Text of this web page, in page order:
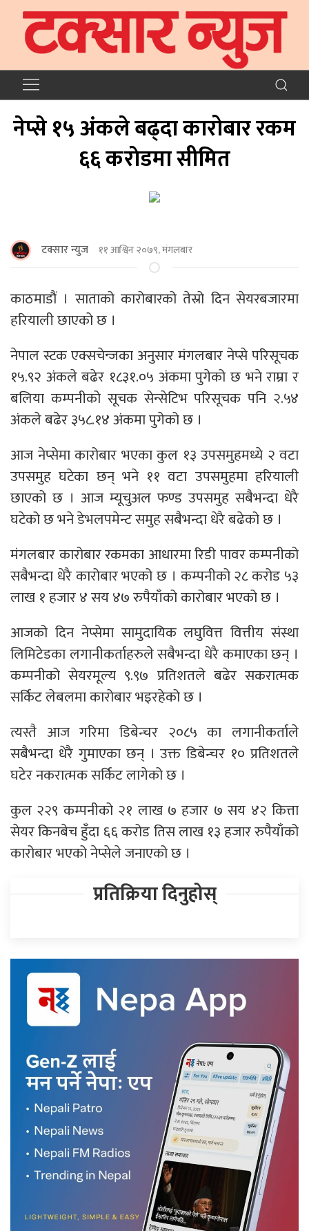
नेप्से १५ अंकले बढ्दा कारोबार रकम
६६ कराेडमा सीमित
टक्सार न्युज ११ आश्विन २०७९, मंगलबार
काठमाडौं । साताको कारोबारको तेस्रो दिन सेयरबजारमा
हरियाली छाएको छ ।
नेपाल स्टक एक्सचेन्जका अनुसार मंगलबार नेप्से परिसूचक
१५.९२ अंकले बढेर १८३१.०५ अंकमा पुगेको छ भने राम्रा र
बलिया कम्पनीको सूचक सेन्सेटिभ परिसूचक पनि २.५४
अंकले बढेर ३५८.१४ अंकमा पुगेको छ ।
आज नेप्सेमा कारोबार भएका कुल १३ उपसमुहमध्ये २ वटा
उपसमुह घटेका छन् भने ११ वटा उपसमुहमा हरियाली
छाएको छ । आज म्यूचुअल फण्ड उपसमुह सबैभन्दा धेरै
घटेको छ भने डेभलपमेन्ट समुह सबैभन्दा धेरै बढेको छ ।
मंगलबार कारोबार रकमका आधारमा रिडी पावर कम्पनीको
सबैभन्दा धेरै कारोबार भएको छ । कम्पनीको २८ करोड ५३
लाख १ हजार ४ सय ४७ रुपैयाँको कारोबार भएको छ ।
आजको दिन नेप्सेमा सामुदायिक लघुवित्त वित्तीय संस्था
लिमिटेडका लगानीकर्ताहरुले सबैभन्दा धेरै कमाएका छन् ।
कम्पनीको सेयरमूल्य ९.९७ प्रतिशतले बढेर सकरात्मक
सर्किट लेबलमा कारोबार भइरहेको छ ।
त्यस्तै आज गरिमा डिबेन्चर २०८५ का लगानीकर्ताले
सबैभन्दा धेरै गुमाएका छन् । उक्त डिबेन्चर १० प्रतिशतले
घटेर नकरात्मक सर्किट लागेको छ ।
कुल २२९ कम्पनीको २१ लाख ७ हजार ७ सय ४२ कित्ता
सेयर किनबेच हुँदा ६६ करोड तिस लाख १३ हजार रुपैयाँको
कारोबार भएको नेप्सेले जनाएको छ ।
प्रतिक्रिया दिनुहोस्